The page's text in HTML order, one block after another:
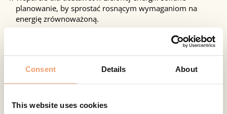
Consent Details About
This website uses cookies
planowanie, by sprostać rosnącym wymaganiom na
energię zrównoważoną.
Nasze innowacyjne rozwiązania B2B SaaS oferują
kompleksowy przegląd sieci – przeszłej, obecnej i przyszłej.
Nasz zespół ekspertów współpracuje, by napędzać zieloną
transformację i zapewnić zrównoważoną przyszłość
GIS, pomagamy przedsiębiorstwom podejmować świadome